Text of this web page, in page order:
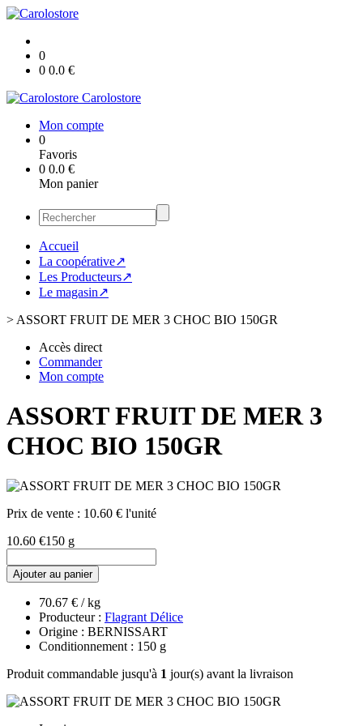
0
0 0.0 €
Carolostore
Mon compte
0
Favoris
0 0.0 €
Mon panier
Accueil
La coopérative↗
Les Producteurs↗
Le magasin↗
> ASSORT FRUIT DE MER 3 CHOC BIO 150GR
Accès direct
Commander
Mon compte
ASSORT FRUIT DE MER 3
CHOC BIO 150GR
Prix de vente : 10.60 € l'unité
10.60 €150 g
Ajouter au panier
70.67 € / kg
Producteur : Flagrant Délice
Origine : BERNISSART
Conditionnement : 150 g
Produit commandable jusqu'à 1 jour(s) avant la livraison